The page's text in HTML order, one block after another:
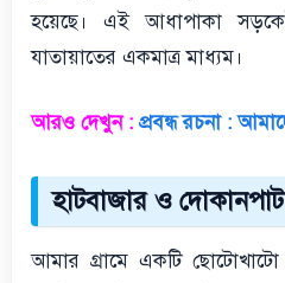
হয়েছে। এই আধাপাকা
যাতায়াতের একমাত্র মাধ্যম।
আরও দেখুন : প্রবন্ধ রচনা :
হাটবাজার ও
আমার গ্রামে একটি